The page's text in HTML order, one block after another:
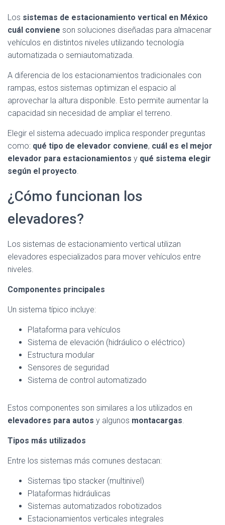
Los sistemas de estacionamiento vertical en México
cuál conviene son soluciones diseñadas para almacenar
vehículos en distintos niveles utilizando tecnología
automatizada o semiautomatizada.
A diferencia de los estacionamientos tradicionales con
rampas, estos sistemas optimizan el espacio al
aprovechar la altura disponible. Esto permite aumentar la
capacidad sin necesidad de ampliar el terreno.
Elegir el sistema adecuado implica responder preguntas
como: qué tipo de elevador conviene, cuál es el mejor
elevador para estacionamientos y qué sistema elegir
según el proyecto
¿Cómo funcionan los
elevadores?
Los sistemas de estacionamiento vertical utilizan
elevadores especializados para mover vehículos entre
niveles.
Componentes principales
Un sistema típico incluye:
Plataforma para vehículos
Sistema de elevación (hidráulico o eléctrico)
Estructura modular
Sensores de seguridad
Sistema de control automatizado
Estos componentes son similares a los utilizados en
elevadores para autos y algunos montacargas
Tipos más utilizados
Entre los sistemas más comunes destacan:
Sistemas tipo stacker (multinivel)
Plataformas hidráulicas
Sistemas automatizados robotizados
Estacionamientos verticales integrales